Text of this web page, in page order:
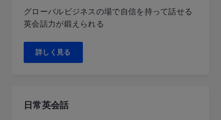
グローバルビジネスの場で自信を持って話せる
英会話力が鍛えられる
詳しく見る
日常英会話